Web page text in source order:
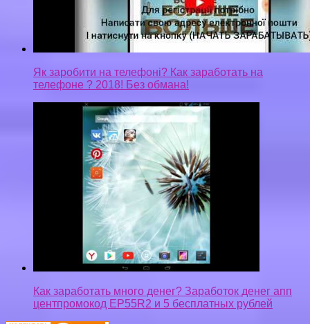
Як заробити на телефоні? Как заработать на
телефоне ? 2018! Без обмана!
Как заработать много денег? Заработок денег апп
центпромокод EP55R2 и 5 бесплатных рублей